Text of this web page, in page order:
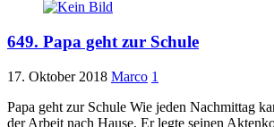
649. Papa geht zur Schule
17. Oktober 2018 Marco 1
Papa geht zur Schule Wie jeden Nachmittag
der Arbeit nach Hause. Er legte seinen